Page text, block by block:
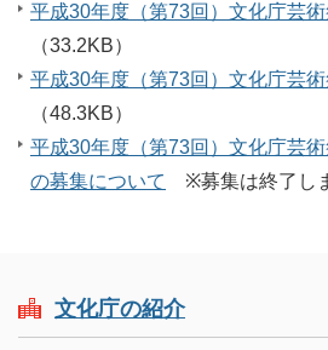
平成30年度（第73回）文化庁芸
（33.2KB）
平成30年度（第73回）文化庁芸
（48.3KB）
平成30年度（第73回）文化庁芸
の募集について
※募集は終了し
文化庁の紹介